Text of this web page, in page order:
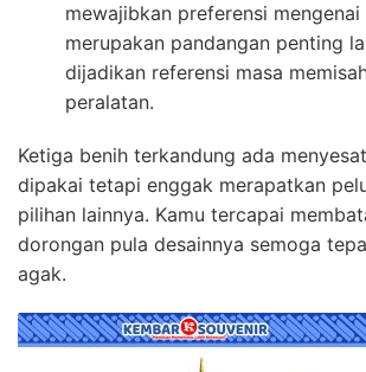
mewajibkan preferensi mengenai
merupakan pandangan penting
dijadikan referensi masa
peralatan.
Ketiga benih terkandung ada
dipakai tetapi enggak merapatkan
pilihan lainnya. Kamu tercapai
dorongan pula desainnya semoga
agak.